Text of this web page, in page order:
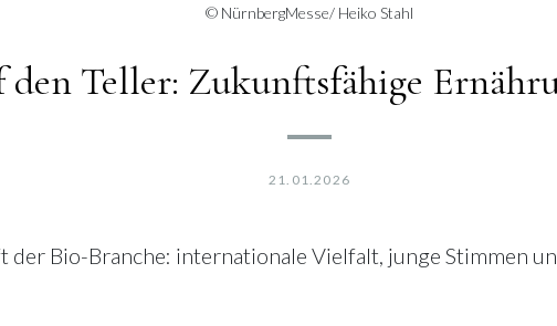
© NürnbergMesse/ Heiko Stahl
den Teller: Zukunftsfähige
21.01.2026
Bio-Branche: internationale Vielfalt, junge Stimmen